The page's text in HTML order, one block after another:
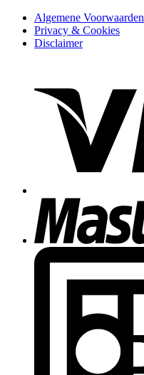
Algemene Voorwaarden
Privacy & Cookies
Disclaimer